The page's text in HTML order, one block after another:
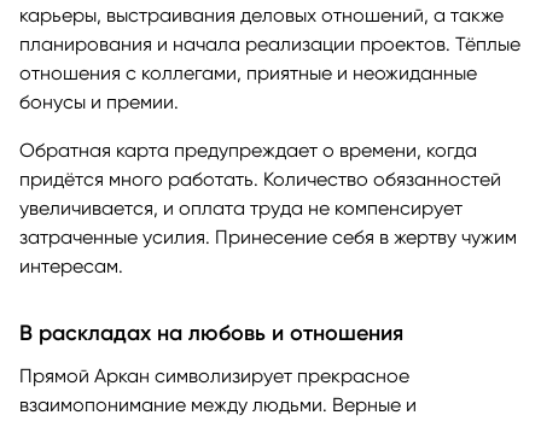
карьеры, выстраивания деловых отношений, а также
планирования и начала реализации проектов. Тёплые
отношения с коллегами, приятные и неожиданные
бонусы и премии.
Обратная карта предупреждает о времени, когда
придётся много работать. Количество обязанностей
увеличивается, и оплата труда не компенсирует
затраченные усилия. Принесение себя в жертву чужим
интересам.
В раскладах на любовь и отношения
Прямой Аркан символизирует прекрасное
взаимопонимание между людьми. Верные и